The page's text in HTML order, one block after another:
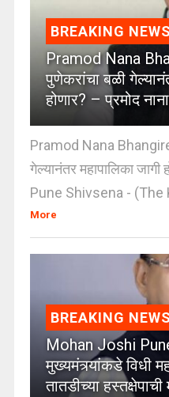
BREAKING NEWS
Pramod Nana
पुणेकरांचा बळी
होणार? – प्रमोद
Pramod Nana
गेल्यानंतर महापालिका जागी
Pune Shivsena - (The
More
BREAKING NEWS
Mohan Joshi
मुख्यमंत्र्यांकडे विधी
तातडीच्या हस्तक्षेपाची